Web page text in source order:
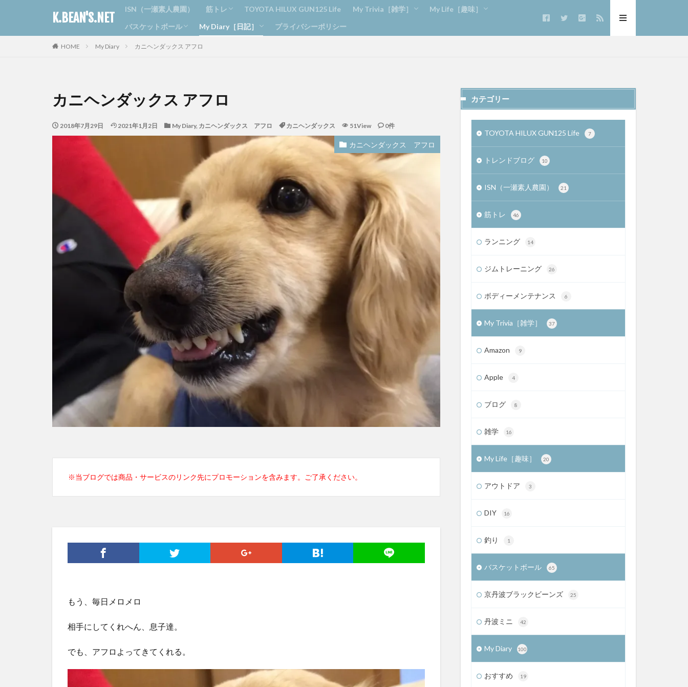
K.BEAN'S.NET
ISN（一瀬素人農園） 筋トレ
ジムトレーニング
ランニング
ボディーメンテナンス
TOYOTA HILUX GUN125 Life My Trivia［雑学］ My Life［趣味］
バスケットボール
京丹波ブラックビーンズ
丹波ミニ
My Diary［日記］ プライバシーポリシー
HOME My Diary カニヘンダックス アフロ
カニヘンダックス アフロ
2018年7月29日 2021年1月2日 My Diary, カニヘンダックス アフロ カニヘンダックス 51View 0件
カニヘンダックス アフロ
※当ブログでは商品・サービスのリンク先にプロモーションを含みます。ご了承ください。
もう、毎日メロメロ
相手にしてくれへん、息子達。
でも、アフロよってきてくれる。
カテゴリー
TOYOTA HILUX GUN125 Life 7
トレンドブログ 10
ISN（一瀬素人農園） 21
筋トレ 46
ランニング 14
ジムトレーニング 26
ボディーメンテナンス 6
My Trivia［雑学］ 37
Amazon 9
Apple 4
ブログ 8
雑学 16
My Life［趣味］ 20
アウトドア 3
DIY 16
釣り 1
バスケットボール 65
京丹波ブラックビーンズ 25
丹波ミニ 42
My Diary 100
おすすめ 19